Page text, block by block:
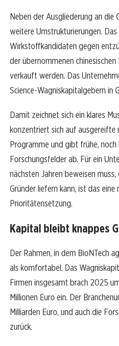
Neben der Ausgliederung an die
weitere Umstrukturierungen.
Wirkstoffkandidaten gegen
der übernommenen
verkauft werden. Das
Science-Wagniskapitalgebern in
Damit zeichnet sich ein klares
konzentriert sich auf ausgereifte
Programme und gibt frühe,
Forschungsfelder ab. Für ein
nächsten Jahren beweisen
Gründer liefern kann, ist das eine
Prioritätensetzung.
Kapital bleibt knappes
Der Rahmen, in dem BioNTech
als komfortabel. Das
Firmen insgesamt brach 2025
Millionen Euro ein. Der
Milliarden Euro, und auch die
zurück.